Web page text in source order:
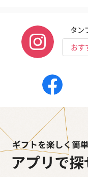
アールグレイ（HAPPY
BIRTHDAY TO YOU）
スイーツ
タン
おす